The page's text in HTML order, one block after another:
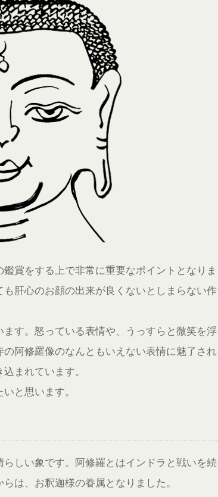
賞をする上で非常に重要なポイントとなりま
肝心のお顔の出来が良くないとしまらない作
す。怒っている表情や、うっすらと微笑を浮
阿修羅像のなんともいえない表情に魅了され
まれています。
と思います。
しい象です。阿修羅とはインドラと戦いを続
は、お釈迦様の眷属となりました。